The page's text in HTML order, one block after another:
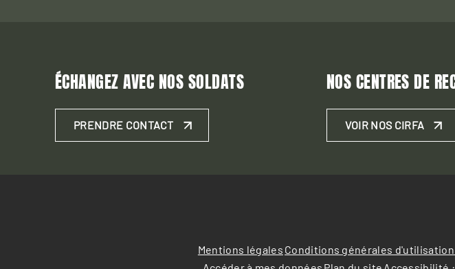
ÉCHANGEZ AVEC NOS SOLDATS
PRENDRE CONTACT
NOS CENTRES DE
VOIR NOS CIRFA
Mentions légales Conditions générales d'utilisation